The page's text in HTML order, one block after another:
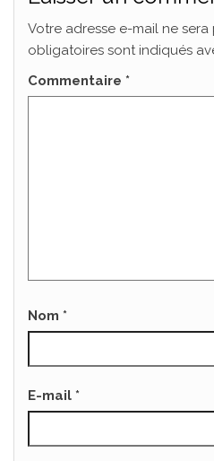
Votre adresse e-mail ne sera
obligatoires sont indiqués
Commentaire *
Nom *
E-mail *